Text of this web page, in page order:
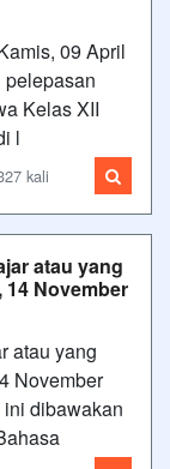
09 April
Kelas XII
l
kali
atau yang
November
atau yang
November
dibawakan